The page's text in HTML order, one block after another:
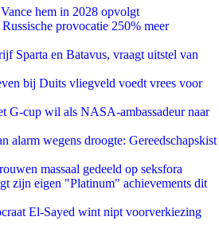
hem in 2028 opvolgt
provocatie 250% meer
Sparta en Batavus, vraagt uitstel van
bij Duits vliegveld voedt vrees voor
G-cup wil als NASA-ambassadeur naar
alarm wegens droogte: Gereedschapskist
massaal gedeeld op seksfora
zijn eigen "Platinum" achievements dit
El-Sayed wint nipt voorverkiezing